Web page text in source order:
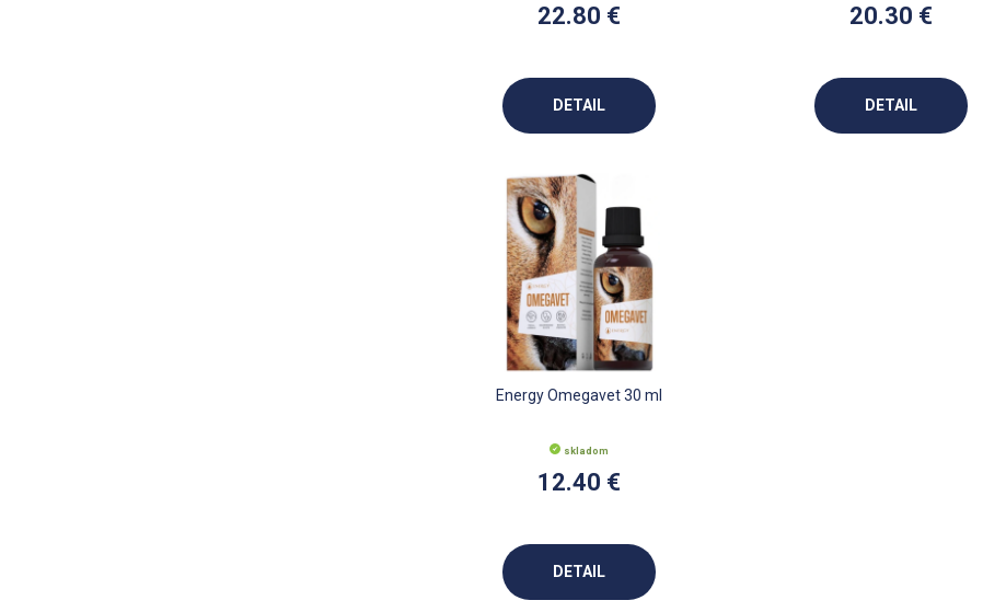
22.80 €
DETAIL
20.30 €
DETAIL
Energy Omegavet 30 ml
skladom
12.40 €
DETAIL